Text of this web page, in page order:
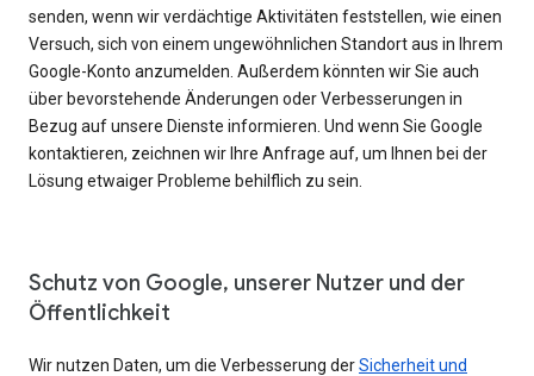
senden, wenn wir verdächtige Aktivitäten feststellen, wie einen
Versuch, sich von einem ungewöhnlichen Standort aus in Ihrem
Google-Konto anzumelden. Außerdem könnten wir Sie auch
über bevorstehende Änderungen oder Verbesserungen in
Bezug auf unsere Dienste informieren. Und wenn Sie Google
kontaktieren, zeichnen wir Ihre Anfrage auf, um Ihnen bei der
Lösung etwaiger Probleme behilflich zu sein.
Schutz von Google, unserer Nutzer und der
Öffentlichkeit
Wir nutzen Daten, um die Verbesserung derSicherheit und